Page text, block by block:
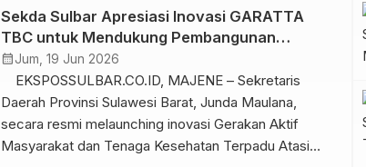
menyambut Hari Bhayangkara ke-80, Kamis, 25 Juni
2026. Kegiatan yang berlangsung khidmat tersebut
menjadi bagian dari rangkaian peringatan Hari
Bhayangkara yang puncaknya akan dilaksanakan pada
[…]
Sekda Sulbar Apresiasi Inovasi GARATTA
TBC untuk Mendukung Pembangunan
Kesehatan
calendar_monthJum, 19 Jun 2026
EKSPOSSULBAR.CO.ID, MAJENE – Sekretaris
Daerah Provinsi Sulawesi Barat, Junda Maulana,
secara resmi melaunching inovasi Gerakan Aktif
Masyarakat dan Tenaga Kesehatan Terpadu Atasi